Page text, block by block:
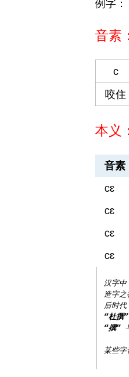
例字：
音素
c
咬住
本义
音素
cɛ
cɛ
cɛ
cɛ
汉字中
造字之
后时代
“杜撰”
“撰”